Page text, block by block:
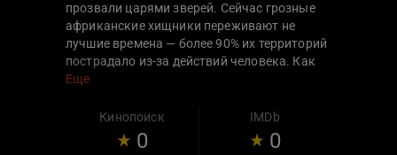
прозвали царями зверей. Сейчас грозные
африканские хищники переживают не
лучшие времена — более 90% их территорий
пострадало из-за действий человека. Как
они приспосабливаются к этим
львов будущее?
Еще
Кинопоиск
0
IMDb
0